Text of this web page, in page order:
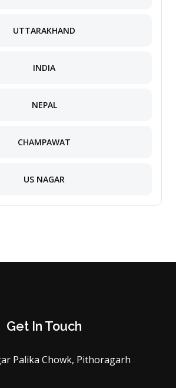
UTTARAKHAND
INDIA
NEPAL
CHAMPAWAT
US NAGAR
Get In Touch
Palika Chowk, Pithoragarh